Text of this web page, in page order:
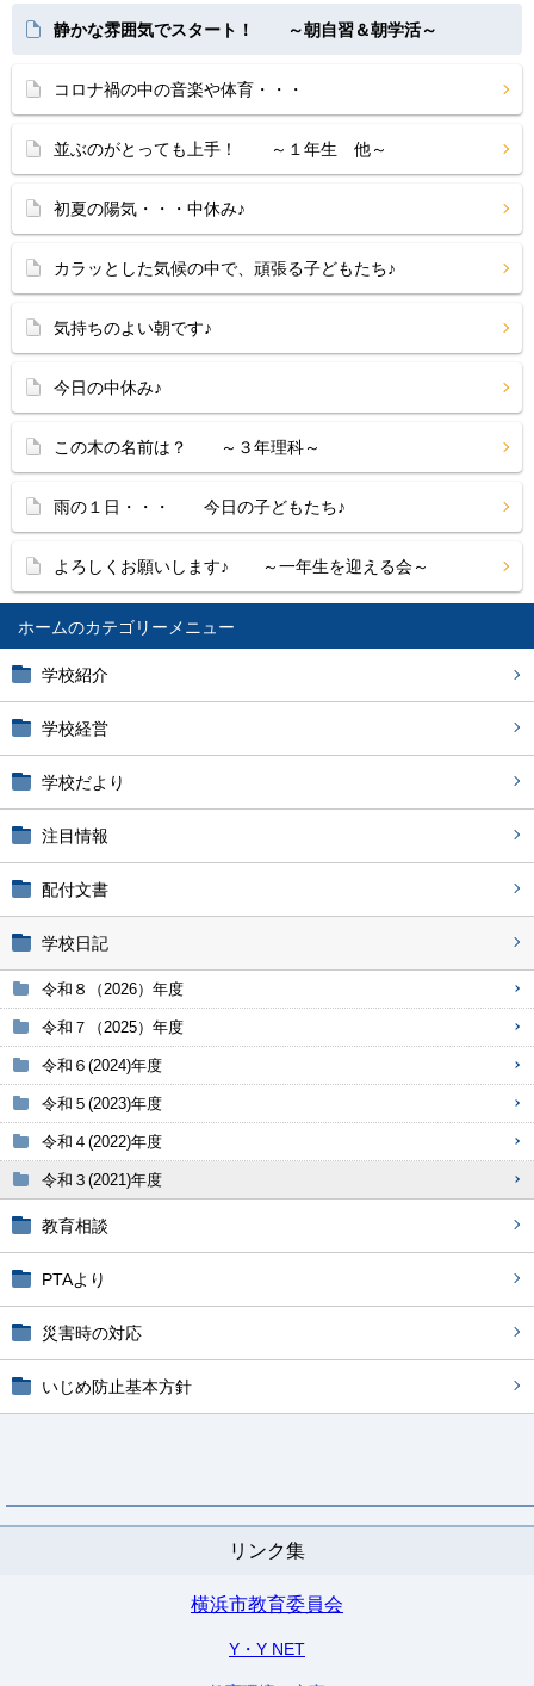
ホーム
学校紹介
学校経営
学校だより
注目情報
配付文書
学校日記
令和８（2026）年度
令和７（2025）年度
令和６(2024)年度
令和５(2023)年度
令和４(2022)年度
令和３(2021)年度
教育相談
PTAより
災害時の対応
いじめ防止基本方針
リンク集
横浜市教育委員会
Y・Y NET
静かな雰囲気でスタート！ ～朝自習＆朝学活～
コロナ禍の中の音楽や体育・・・
並ぶのがとっても上手！ ～１年生 他～
初夏の陽気・・・中休み♪
カラッとした気候の中で、頑張る子どもたち♪
気持ちのよい朝です♪
今日の中休み♪
この木の名前は？ ～３年理科～
雨の１日・・・ 今日の子どもたち♪
よろしくお願いします♪ ～一年生を迎える会～